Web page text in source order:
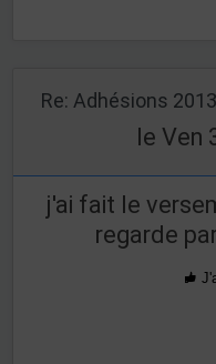
Re: Adhésions 2013
le Ven
j'ai fait le
regarde